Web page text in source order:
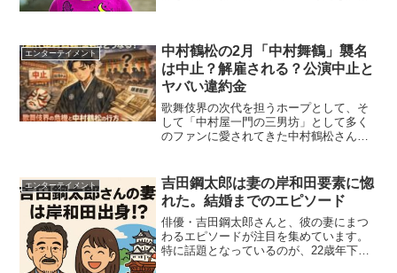
じわくる「脳みそ夫」さん...
エンターテイメント
中村鶴松の2月「中村舞鶴」襲名
は中止？解雇される？公演中止と
ヤバい違約金
歌舞伎界の次代を担うホープとして、そ
して「中村屋一門の三男坊」として多く
のファンに愛されてきた中村鶴松さん。
は、伝統芸能界のみならず、世間に大き
な衝撃を与えました。...
エンターテイメント
吉田鋼太郎は妻の岸和田要素に惚
れた。結婚までのエピソード
俳優・吉田鋼太郎さんと、彼の妻にまつ
わるエピソードが注目を集めています。
特に話題となっているのが、22歳年下の